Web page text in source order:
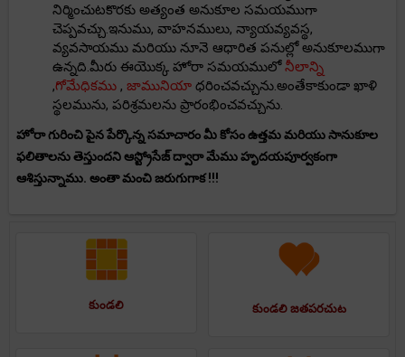
నిర్మించుటకొరకు అత్యంత అనుకూల సమయముగా
చెప్పవచ్చు.ఇనుము, వాహనములు, న్యాయవ్యవస్థ,
వ్యవసాయము మరియు నూనె ఆధారిత పనుల్లో అనుకూలముగా
ఉన్నది.మీరు ఈయొక్క హోరా సమయములోనీలాన్ని
,గోమేధికము , జామునియా ధరించవచ్చును.అంతేకాకుండా ఖాళి
స్థలమును, పరిశ్రమలను ప్రారంభించవచ్చును.
హోరా గురించి పైన పేర్కొన్న సమాచారం మీ కోసం ఉత్తమ మరియు సానుకూల
ఫలితాలను తెస్తుందని ఆస్ట్రోసేజ్ ద్వారా మేము హృదయపూర్వకంగా
ఆశిస్తున్నాము. అంతా మంచి జరుగుగాక !!!
కుండలి కుండలి జతపరచుట